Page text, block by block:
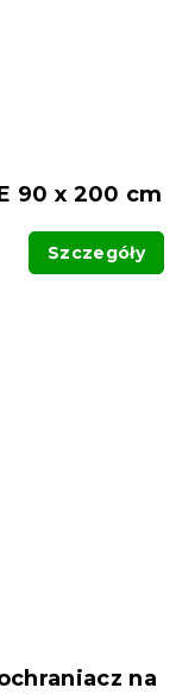
90 x 200 cm
Szczegóły
na